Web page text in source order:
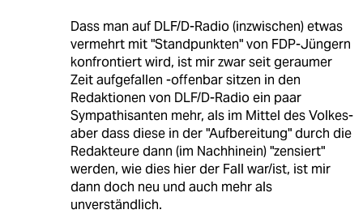
Dass man auf DLF/D-Radio (inzwischen) etwas
vermehrt mit "Standpunkten" von FDP-Jüngern
konfrontiert wird, ist mir zwar seit geraumer
Zeit aufgefallen -offenbar sitzen in den
Redaktionen von DLF/D-Radio ein paar
Sympathisanten mehr, als im Mittel des Volkes-
aber dass diese in der "Aufbereitung" durch die
Redakteure dann (im Nachhinein) "zensiert"
werden, wie dies hier der Fall war/ist, ist mir
dann doch neu und auch mehr als
unverständlich.